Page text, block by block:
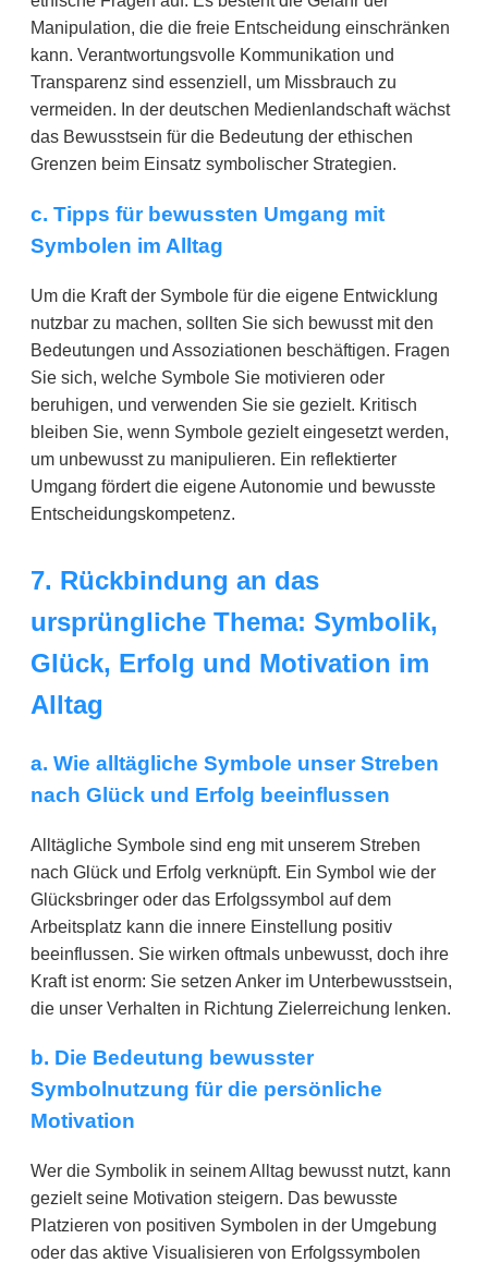
Manipulation, die die freie Entscheidung einschränken
kann. Verantwortungsvolle Kommunikation und
Transparenz sind essenziell, um Missbrauch zu
vermeiden. In der deutschen Medienlandschaft wächst
das Bewusstsein für die Bedeutung der ethischen
Grenzen beim Einsatz symbolischer Strategien.
c. Tipps für bewussten Umgang mit
Symbolen im Alltag
Um die Kraft der Symbole für die eigene Entwicklung
nutzbar zu machen, sollten Sie sich bewusst mit den
Bedeutungen und Assoziationen beschäftigen. Fragen
Sie sich, welche Symbole Sie motivieren oder
beruhigen, und verwenden Sie sie gezielt. Kritisch
bleiben Sie, wenn Symbole gezielt eingesetzt werden,
um unbewusst zu manipulieren. Ein reflektierter
Umgang fördert die eigene Autonomie und bewusste
Entscheidungskompetenz.
7. Rückbindung an das
ursprüngliche Thema: Symbolik,
Glück, Erfolg und Motivation im
Alltag
a. Wie alltägliche Symbole unser Streben
nach Glück und Erfolg beeinflussen
Alltägliche Symbole sind eng mit unserem Streben
nach Glück und Erfolg verknüpft. Ein Symbol wie der
Glücksbringer oder das Erfolgssymbol auf dem
Arbeitsplatz kann die innere Einstellung positiv
beeinflussen. Sie wirken oftmals unbewusst, doch ihre
Kraft ist enorm: Sie setzen Anker im Unterbewusstsein,
die unser Verhalten in Richtung Zielerreichung lenken.
b. Die Bedeutung bewusster
Symbolnutzung für die persönliche
Motivation
Wer die Symbolik in seinem Alltag bewusst nutzt, kann
gezielt seine Motivation steigern. Das bewusste
Platzieren von positiven Symbolen in der Umgebung
oder das aktive Visualisieren von Erfolgssymbolen